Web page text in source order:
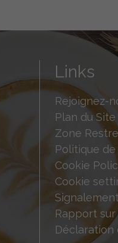
Links
Rejoignez-
Plan du Site
Zone
Politique
Cookie
Cookie
Rapport
Déclaration